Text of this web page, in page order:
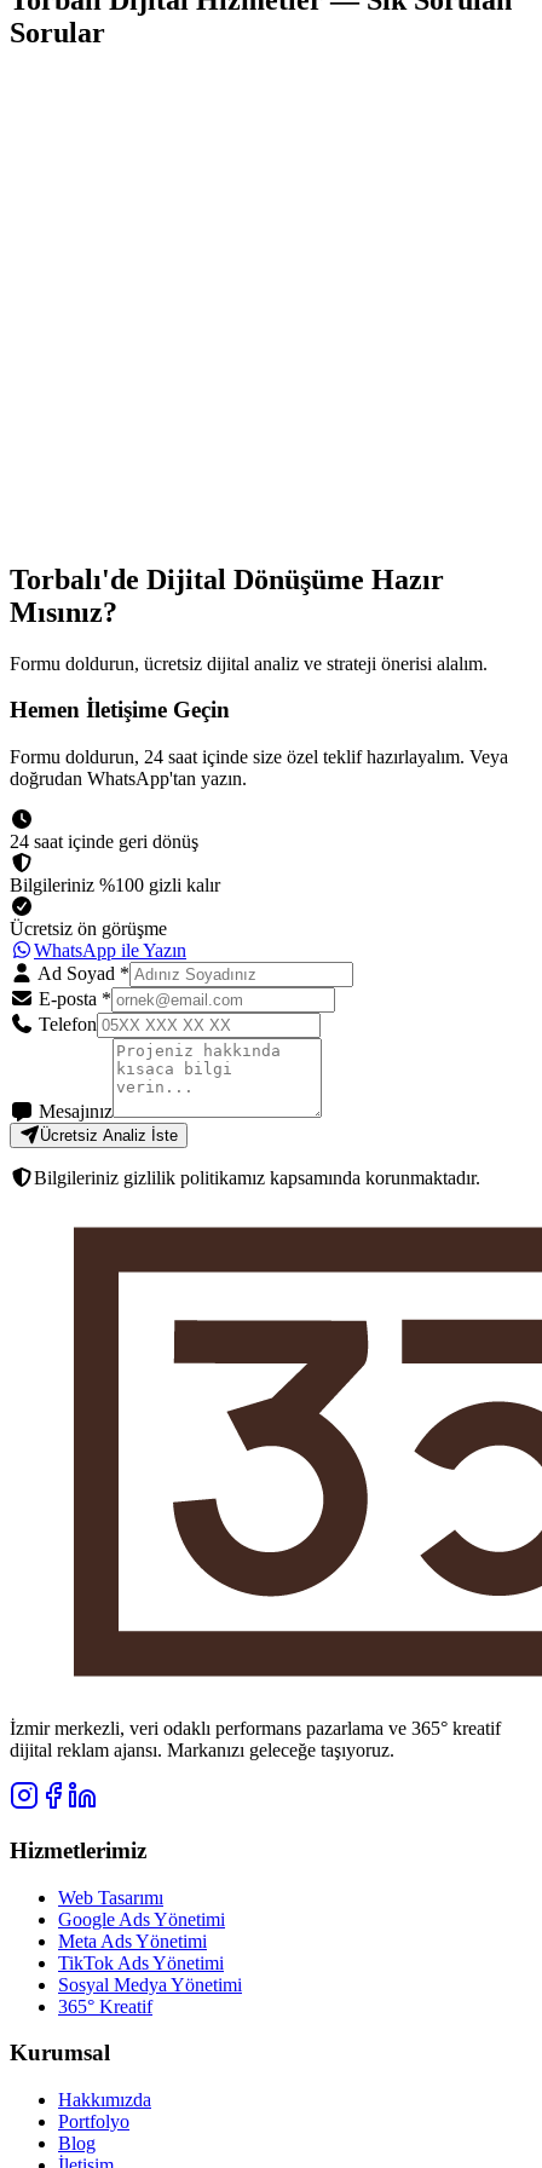
Sorular
Torbalı'de Dijital Dönüşüme Hazır
Mısınız?
Formu doldurun, ücretsiz dijital analiz ve strateji önerisi alalım.
Hemen İletişime Geçin
Formu doldurun, 24 saat içinde size özel teklif hazırlayalım. Veya
doğrudan WhatsApp'tan yazın.
24 saat içinde geri dönüş
Bilgileriniz %100 gizli kalır
Ücretsiz ön görüşme
WhatsApp ile Yazın
Ad Soyad *
E-posta *
Telefon
Mesajınız
Ücretsiz Analiz İste
Bilgileriniz gizlilik politikamız kapsamında korunmaktadır.
İzmir merkezli, veri odaklı performans pazarlama ve 365° kreatif
dijital reklam ajansı. Markanızı geleceğe taşıyoruz.
Hizmetlerimiz
Web Tasarımı
Google Ads Yönetimi
Meta Ads Yönetimi
TikTok Ads Yönetimi
Sosyal Medya Yönetimi
365° Kreatif
Kurumsal
Hakkımızda
Portfolyo
Blog